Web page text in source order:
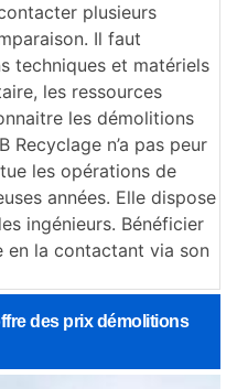
plusieurs
Il faut
techniques et matériels
les ressources
les démolitions
Recyclage n’a pas peur
les opérations de
années. Elle dispose
ingénieurs. Bénéficier
en la contactant via son
des prix démolitions